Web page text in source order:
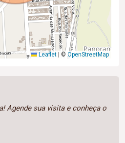
Leaflet ©OpenStreetMap
Agende sua visita e conheça o